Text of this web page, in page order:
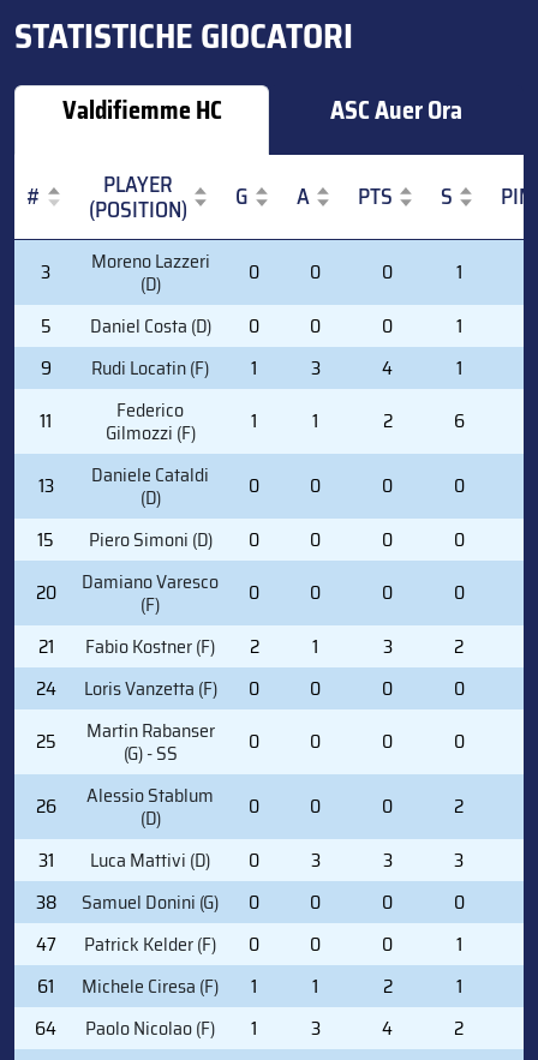
STATISTICHE GIOCATORI
Valdifiemme HC ASC Auer Ora
# PLAYER
(POSITION) G A PTS S
PIM
#
PLAYER
(POSITION)
G A PTS S PIM
3 Moreno Lazzeri
(D) 0 0 0 1
5
Daniel Costa (D) 0 0 0 1
9
Rudi Locatin (F) 1 3 4 1
11
Federico
Gilmozzi (F) 1 1 2 6
13 Daniele Cataldi
(D) 0 0 0 0
15
Piero Simoni (D) 0 0 0 0
20
Damiano Varesco
(F) 0 0 0 0
21
Fabio Kostner (F) 2 1 3 2
24
Loris Vanzetta (F) 0 0 0 0
25
Martin Rabanser
(G) - SS 0 0 0 0
26 Alessio Stablum
(D) 0 0 0 2
31
Luca Mattivi (D) 0 3 3 3
38
Samuel Donini (G) 0 0 0 0
47
Patrick Kelder (F) 0 0 0 1
61
Michele Ciresa (F) 1 1 2 1
64
Paolo Nicolao (F) 1 3 4 2